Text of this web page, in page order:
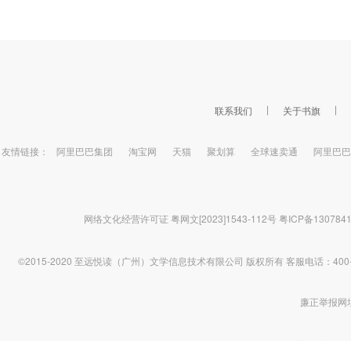
联系我们 关于书旗
友情链接： 阿里巴巴集团 淘宝网 天猫 聚划算 全球速卖通 阿里巴
网络文化经营许可证 粤网文[2023]1543-112号粤ICP备
©2015-2020 至远悦读（广州）文学信息技术有限公司 版权所有 客服电话：
廉正举报